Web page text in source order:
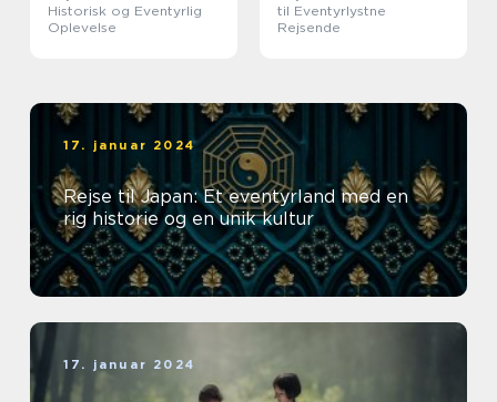
Historisk og Eventyrlig
Oplevelse
til Eventyrlystne
Rejsende
17. januar 2024
Rejse til Japan: Et eventyrland med en
rig historie og en unik kultur
17. januar 2024